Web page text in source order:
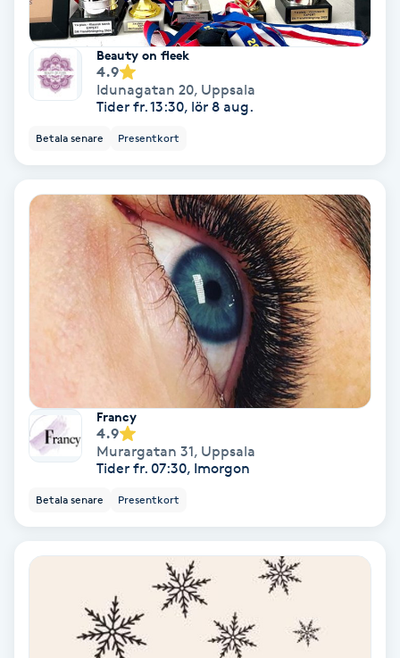
Nageltrång
Nagelvård
Naglar reparation
Naprapati
Navelpiercing
NBE-massage
Olaplex
Ombre naglar
Beauty on fleek
4.9
Idunagatan 20, Uppsala
Tider fr. 13:30, lör 8 aug.
Betala senare Presentkort
Francy
4.9
Murargatan 31, Uppsala
Tider fr. 07:30, Imorgon
Betala senare Presentkort